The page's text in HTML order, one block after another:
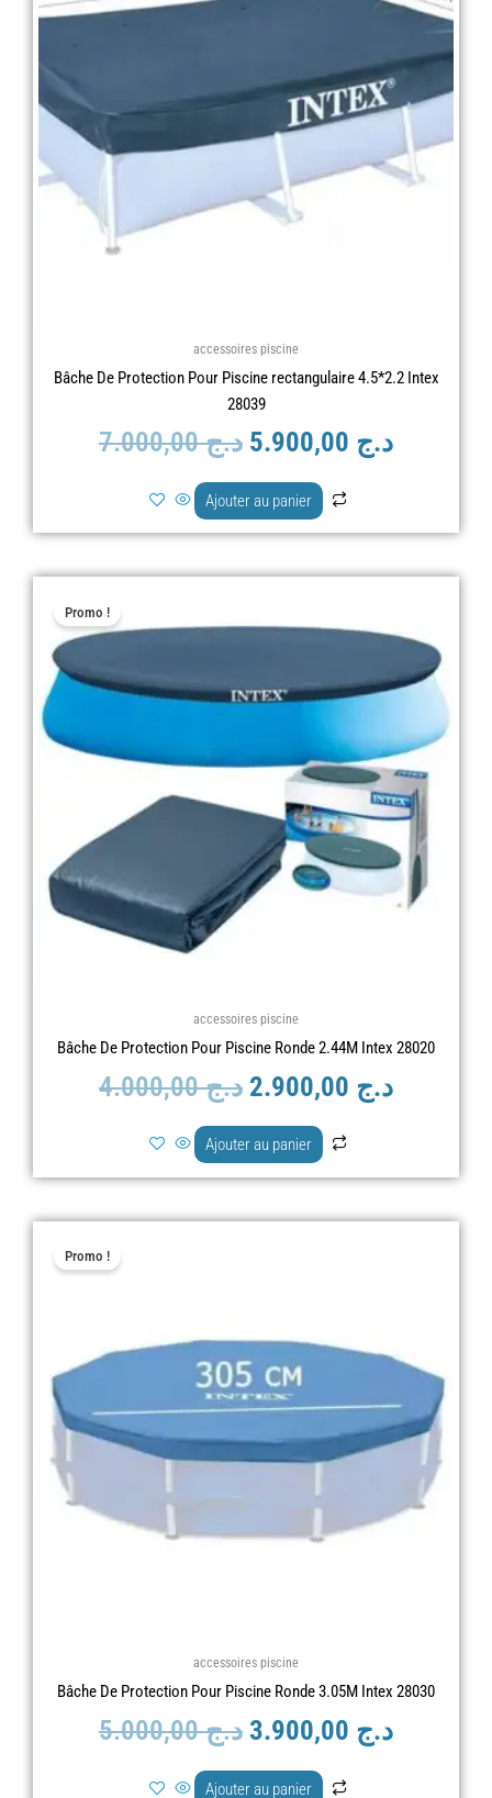
accessoires piscine
Bâche De Protection Pour Piscine rectangulaire 4.5*2.2 Intex
28039
د.ج7.000,00
د.ج 7.000,00.
د.ج
est :
Ajouter au panier
Promo !
accessoires piscine
Bâche De Protection Pour Piscine Ronde 2.44M Intex 28020
د.ج4.000,00
prix
était :
د.ج 4.000,00.
د.ج
prix
actuel
est :
Ajouter au panier
Promo !
accessoires piscine
Bâche De Protection Pour Piscine Ronde 3.05M Intex 28030
د.ج5.000,00
était :
د.ج
Ajouter au panier